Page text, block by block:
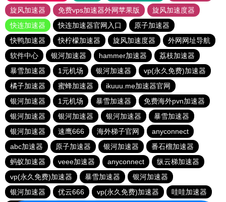
旋风加速器
免费vps加速器外网苹果版
旋风加速度器
快连加速器
快连加速器官网入口
原子加速器
快鸭加速器
快柠檬加速器 旋风加速度器
外网网址导航
软件中心
银河加速器 hammer加速器
荔枝加速器
暴雪加速器
1元机场 银河加速器
vp(永久免费)加速器
橘子加速器
蜜蜂加速器
ikuuu.me加速器官网
银河加速器
1元机场 暴雪加速器
免费海外pvn加速器
银河加速器
银河加速器 银河加速器
暴雪加速器
银河加速器
速鹰666 海外梯子官网
anyconnect
abc加速器
原子加速器 银河加速器
番石榴加速器
蚂蚁加速器
veee加速器 anyconnect
纵云梯加速器
vp(永久免费)加速器
暴雪加速器
银河加速器
银河加速器
优云666 vp(永久免费)加速器 哇哇加速器